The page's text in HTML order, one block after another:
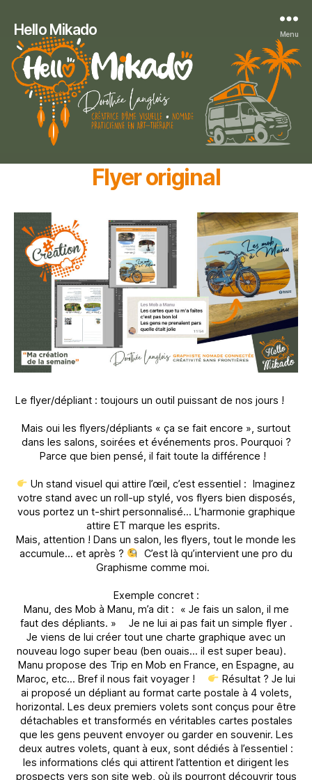
Hello Mikado Menu
Flyer original
Le flyer/dépliant : toujours un outil puissant de nos jours !
Mais oui les flyers/dépliants « ça se fait encore », surtout
dans les salons, soirées et événements pros. Pourquoi ?
Parce que bien pensé, il fait toute la différence !
Un stand visuel qui attire l’œil, c’est essentiel : Imaginez
votre stand avec un roll-up stylé, vos flyers bien disposés,
vous portez un t-shirt personnalisé… L’harmonie graphique
attire ET marque les esprits.
Mais, attention ! Dans un salon, les flyers, tout le monde les
accumule… et après ?
C’est là qu’intervient une pro du
Graphisme comme moi.
Exemple concret :
Manu, des Mob à Manu, m’a dit : « Je fais un salon, il me
faut des dépliants. » Je ne lui ai pas fait un simple flyer .
Je viens de lui créer tout une charte graphique avec un
nouveau logo super beau (ben ouais… il est super beau).
Manu propose des Trip en Mob en France, en Espagne, au
Maroc, etc… Bref il nous fait voyager !
Résultat ? Je lui
ai proposé un dépliant au format carte postale à 4 volets,
horizontal. Les deux premiers volets sont conçus pour être
détachables et transformés en véritables cartes postales
que les gens peuvent envoyer ou garder en souvenir. Les
deux autres volets, quant à eux, sont dédiés à l’essentiel :
les informations clés qui attirent l’attention et dirigent les
prospects vers son site web, où ils pourront découvrir tous